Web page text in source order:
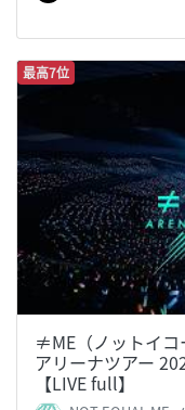
最高7位
≠ME（ノットイ
アリーナツアー
【LIVE full】